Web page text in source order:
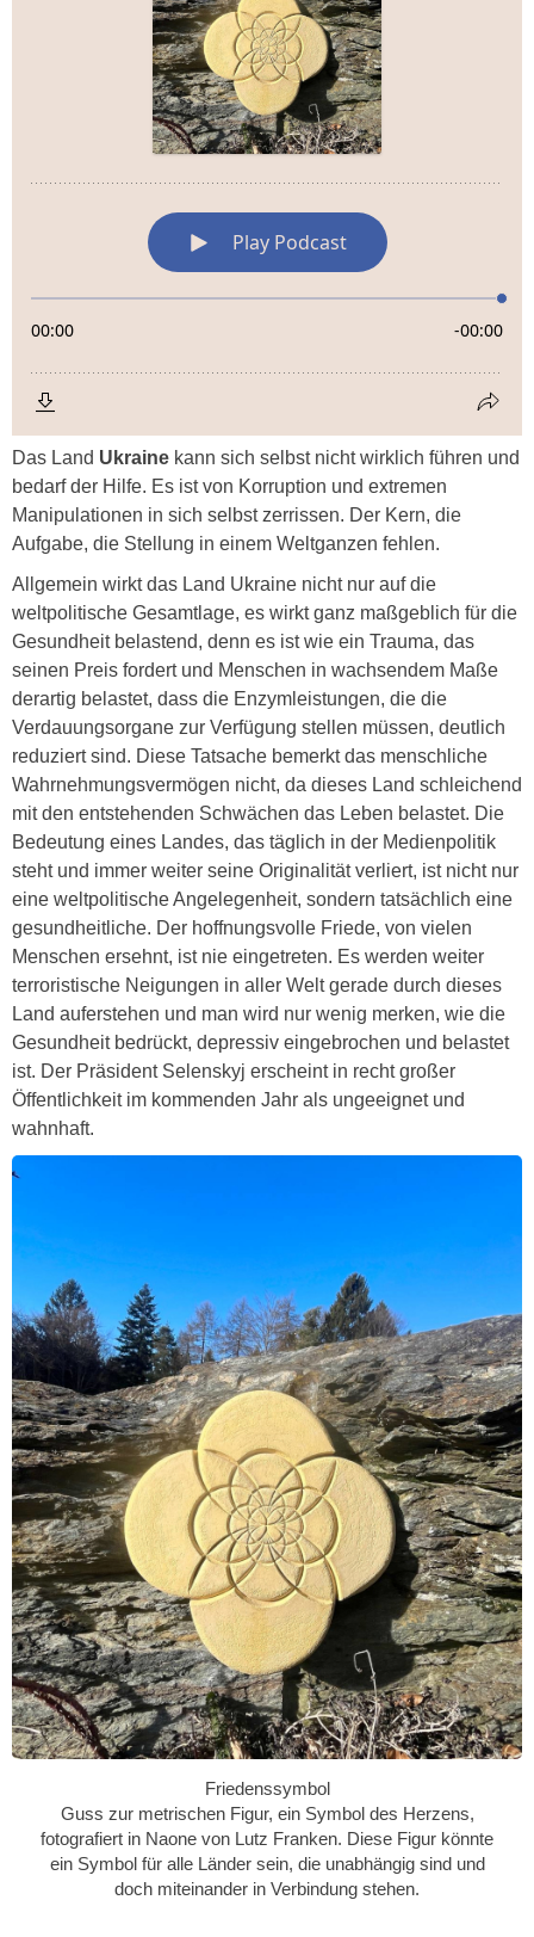
Das Land Ukraine kann sich selbst nicht wirklich führen und
bedarf der Hilfe. Es ist von Korruption und extremen
Manipulationen in sich selbst zerrissen. Der Kern, die
Aufgabe, die Stellung in einem Weltganzen fehlen.
Allgemein wirkt das Land Ukraine nicht nur auf die
weltpolitische Gesamtlage, es wirkt ganz maßgeblich für die
Gesundheit belastend, denn es ist wie ein Trauma, das
seinen Preis fordert und Menschen in wachsendem Maße
derartig belastet, dass die Enzymleistungen, die die
Verdauungsorgane zur Verfügung stellen müssen, deutlich
reduziert sind. Diese Tatsache bemerkt das menschliche
Wahrnehmungsvermögen nicht, da dieses Land schleichend
mit den entstehenden Schwächen das Leben belastet. Die
Bedeutung eines Landes, das täglich in der Medienpolitik
steht und immer weiter seine Originalität verliert, ist nicht nur
eine weltpolitische Angelegenheit, sondern tatsächlich eine
gesundheitliche. Der hoffnungsvolle Friede, von vielen
Menschen ersehnt, ist nie eingetreten. Es werden weiter
terroristische Neigungen in aller Welt gerade durch dieses
Land auferstehen und man wird nur wenig merken, wie die
Gesundheit bedrückt, depressiv eingebrochen und belastet
ist. Der Präsident Selenskyj erscheint in recht großer
Öffentlichkeit im kommenden Jahr als ungeeignet und
wahnhaft.
Friedenssymbol
Guss zur metrischen Figur, ein Symbol des Herzens,
fotografiert in Naone von Lutz Franken. Diese Figur könnte
ein Symbol für alle Länder sein, die unabhängig sind und
doch miteinander in Verbindung stehen.